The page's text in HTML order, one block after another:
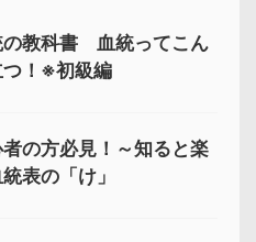
の教科書 血統ってこん
つ！※初級編
の方必見！～知ると楽
表の「け」